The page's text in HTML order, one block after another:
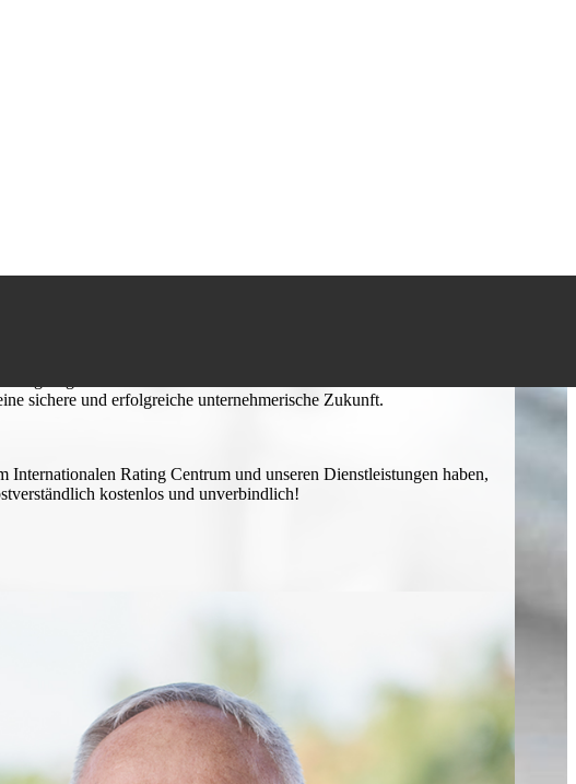
sichere und erfolgreiche unternehmerische Zukunft.
Internationalen Rating Centrum und unseren Dienstleistungen haben,
kostenlos und unverbindlich!